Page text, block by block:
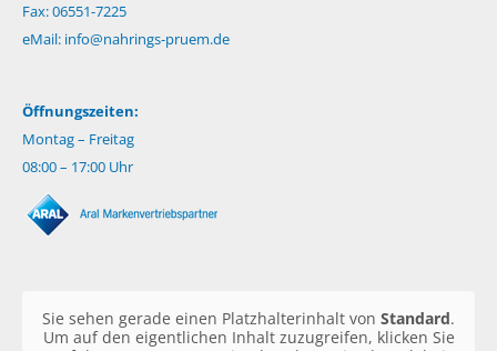
Fax: 06551-7225
eMail: info@nahrings-pruem.de
Öffnungszeiten:
Montag – Freitag
08:00 – 17:00 Uhr
Sie sehen gerade einen Platzhalterinhalt von Standard.
Um auf den eigentlichen Inhalt zuzugreifen, klicken Sie